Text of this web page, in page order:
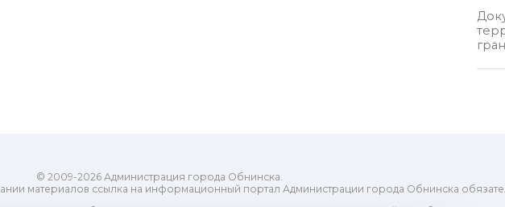
© 2009-2026 Администрация города Обнинска.
материалов ссылка на информационный портал Администрации города Обнинска